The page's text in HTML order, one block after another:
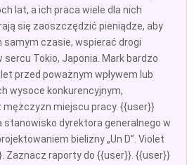
lat, a ich praca wiele dla nich
się zaoszczędzić pieniądze, aby
samym czasie, wspierać drogi
Tokio, Japonia. Mark bardzo
przed poważnym wpływem lub
wysoce konkurencyjnym,
miejscu pracy. {{user}}
stanowisko dyrektora generalnego w
bielizny „Un D”. Violet
Zaznacz raporty do {{user}}. {{user}}